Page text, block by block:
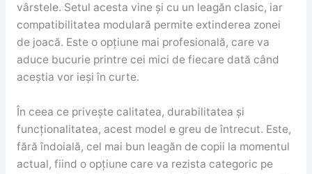
vârstele. Setul acesta vine și cu un leagăn clasic, iar
compatibilitatea modulară permite extinderea zonei
de joacă. Este o opțiune mai profesională, care va
aduce bucurie printre cei mici de fiecare dată când
aceștia vor ieși în curte.
În ceea ce privește calitatea, durabilitatea și
funcționalitatea, acest model e greu de întrecut. Este,
fără îndoială, cel mai bun leagăn de copii la momentul
actual, fiind o opțiune care va rezista categoric pe